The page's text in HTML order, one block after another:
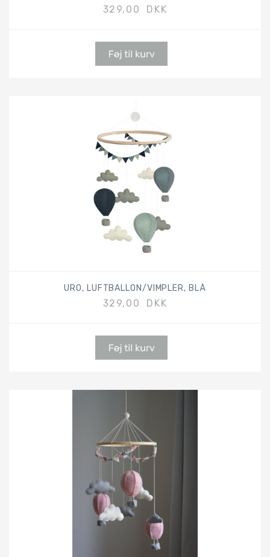
329,00 DKK
URO, LUFTBALLON/VIMPLER, BLÅ
329,00 DKK